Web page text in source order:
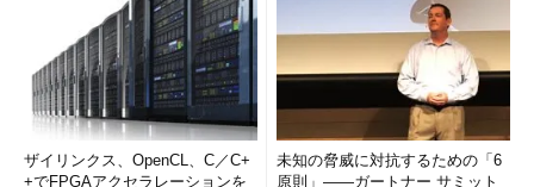
ザイリンクス、OpenCL、C／C+
+でFPGAアクセラレーションを
未知の脅威に対抗するための「6
原則」――ガートナー サミット